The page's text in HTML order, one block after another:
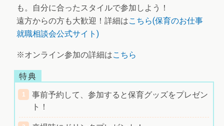
も。自分に合ったスタイルで参加しよう！
遠方からの方も大歓迎！詳細はこちら(保育のお仕事
就職相談会公式サイト)
※オンライン参加の詳細はこちら
事前予約して、参加すると保育グッズをプレゼン
ト！